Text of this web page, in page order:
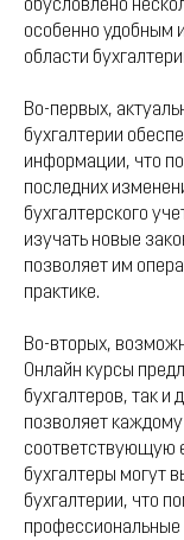
обусловлено
особенно удобным
области
Во-первых,
бухгалтерии
информации, что
последних
бухгалтерского
изучать новые
позволяет им
практике.
Во-вторых,
Онлайн курсы
бухгалтеров, так и
позволяет
соответствующую
бухгалтеры могут
бухгалтерии, что
профессиональные